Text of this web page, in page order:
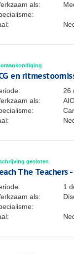
als:
en
26
als:
gesloten
The Teachers
1
als: